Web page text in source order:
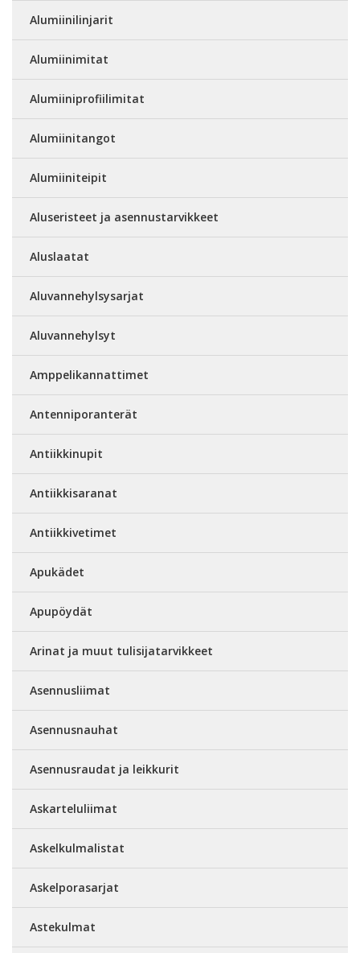
Alumiinilinjarit
Alumiinimitat
Alumiiniprofiilimitat
Alumiinitangot
Alumiiniteipit
Aluseristeet ja asennustarvikkeet
Aluslaatat
Aluvannehylsysarjat
Aluvannehylsyt
Amppelikannattimet
Antenniporanterät
Antiikkinupit
Antiikkisaranat
Antiikkivetimet
Apukädet
Apupöydät
Arinat ja muut tulisijatarvikkeet
Asennusliimat
Asennusnauhat
Asennusraudat ja leikkurit
Askarteluliimat
Askelkulmalistat
Askelporasarjat
Astekulmat